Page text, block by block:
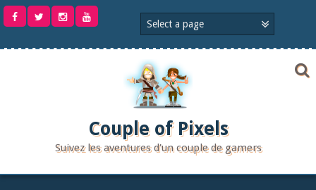
Aller
Couple of Pixels
Suivez les aventures d'un couple de gamers